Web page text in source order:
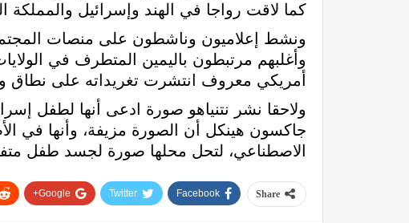
كما لاقت رواجا في الهند وإسرائيل والمملكة
ونشط إعلاميون وناشطون على منصات
وأغلبهم مرتبطون باليمين المتطرف في
أمريكي معروف انتشرت تغريداته على نطاق
ولاحقا نشر نتنياهو صورة ادعى أنها لطفل
جاكسون هينكل أن الصورة مزيفة، وأنها في
الاصطناعي، لتحل محلها صورة لجسد طفل
Share
Facebook
Twitter
Google+